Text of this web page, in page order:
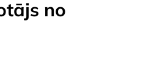
no